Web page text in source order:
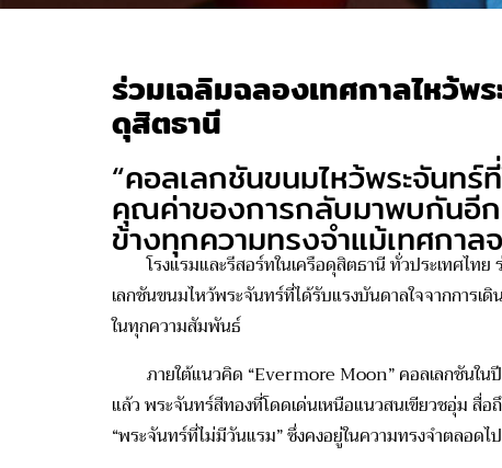
ร่วมเฉลิมฉลองเทศกาลไหว้
ดุสิตธานี
“คอลเลกชันขนมไหว้พระจันท
คุณค่าของการกลับมาพบกันอี
ข้างทุกความทรงจำแม้เทศกาล
โรงแรมและรีสอร์ทในเครือดุสิตธานีทั่วประเทศไทย
เลกชันขนมไหว้พระจันทร์ที่ได้รับแรงบันดาลใจจากการเ
ในทุกความสัมพันธ์
ภายใต้แนวคิด “EvermoreMoon” คอลเลกชันใน
แล้วพระจันทร์สีทองที่โดดเด่นเหนือแนวสนเขียวชอุ่ม สื่
“พระจันทร์ที่ไม่มีวันแรม” ซึ่งคงอยู่ในความทรงจำตลอดไป